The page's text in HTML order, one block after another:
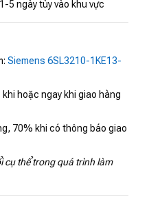
5 ngày tùy vào khu vực
Siemens 6SL3210-1KE13-
hoặc ngay khi giao hàng
70% khi có thông báo giao
cụ thể trong quá trình làm